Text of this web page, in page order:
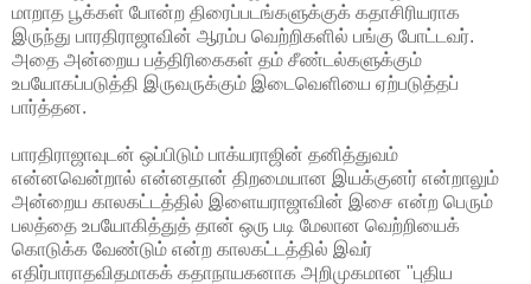
மாறாத பூக்கள் போன்ற திரைப்படங்களுக்குக் கதாசிரியராக
இருந்து பாரதிராஜாவின் ஆரம்ப வெற்றிகளில் பங்கு போட்டவர்.
அதை அன்றைய பத்திரிகைகள் தம் சீண்டல்களுக்கும்
உபயோகப்படுத்தி இருவருக்கும் இடைவெளியை ஏற்படுத்தப்
பார்த்தன.
பாரதிராஜாவுடன் ஒப்பிடும் பாக்யராஜின் தனித்துவம்
என்னவென்றால் என்னதான் திறமையான இயக்குனர் என்றாலும்
அன்றைய காலகட்டத்தில் இளையராஜாவின் இசை என்ற பெரும்
பலத்தை உபயோகித்துத் தான் ஒரு படி மேலான வெற்றியைக்
கொடுக்க வேண்டும் என்ற காலகட்டத்தில் இவர்
எதிர்பாராதவிதமாகக் கதாநாயகனாக அறிமுகமான "புதிய